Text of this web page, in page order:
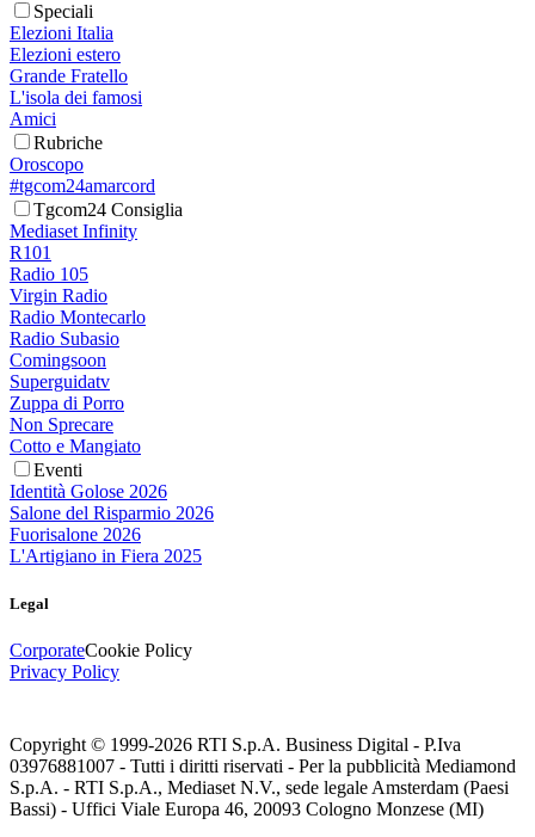
Speciali
Elezioni Italia
Elezioni estero
Grande Fratello
L'isola dei famosi
Amici
Rubriche
Oroscopo
#tgcom24amarcord
Tgcom24 Consiglia
Mediaset Infinity
R101
Radio 105
Virgin Radio
Radio Montecarlo
Radio Subasio
Comingsoon
Superguidatv
Zuppa di Porro
Non Sprecare
Cotto e Mangiato
Eventi
Identità Golose 2026
Salone del Risparmio 2026
Fuorisalone 2026
L'Artigiano in Fiera 2025
Legal
CorporateCookie Policy
Privacy Policy
Copyright © 1999-2026 RTI S.p.A. Business Digital - P.Iva
03976881007 - Tutti i diritti riservati - Per la pubblicità Mediamond
S.p.A. - RTI S.p.A., Mediaset N.V., sede legale Amsterdam (Paesi
Bassi) - Uffici Viale Europa 46, 20093 Cologno Monzese (MI)